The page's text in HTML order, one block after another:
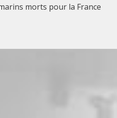
morts pour la France